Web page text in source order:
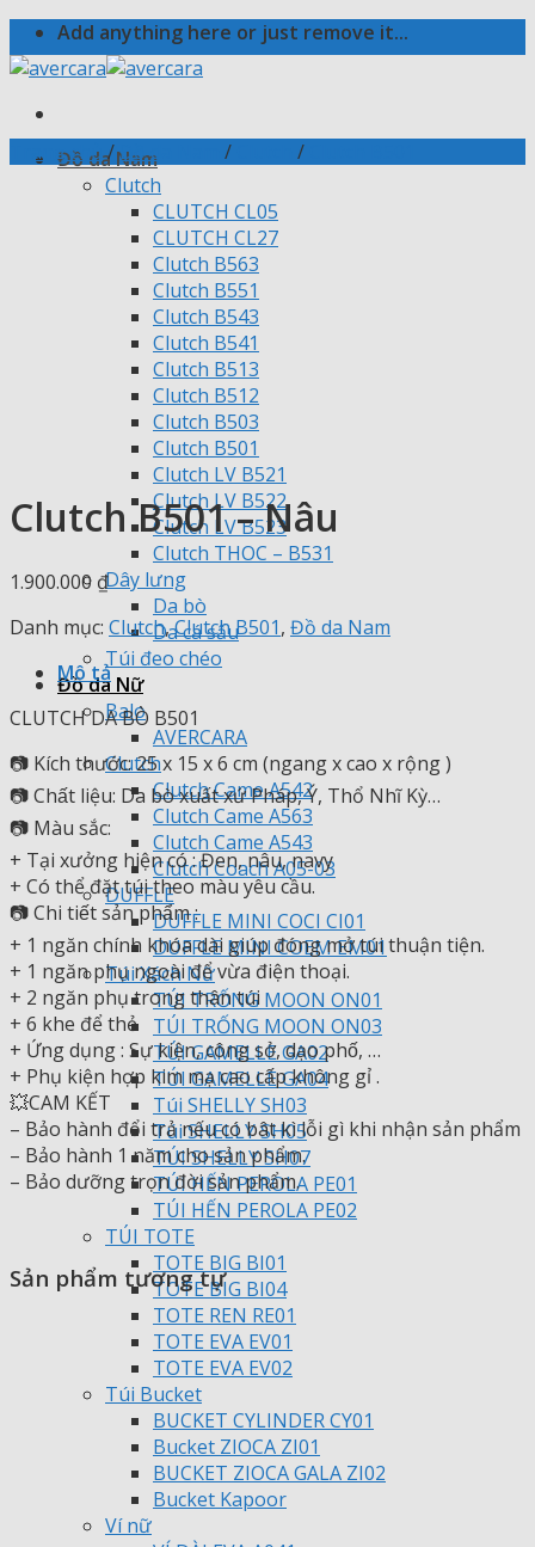
Skip
to
content
Add anything here or just remove it...
Đồ da Nam
Clutch
CLUTCH CL05
CLUTCH CL27
Clutch B563
Clutch B551
Clutch B543
Clutch B541
Clutch B513
Clutch B512
Clutch B503
Clutch B501
Clutch LV B521
Clutch LV B522
Clutch LV B523
Clutch THOC – B531
Dây lưng
Da bò
Da cá sấu
Túi đeo chéo
Đồ da Nữ
Balo
AVERCARA
Clutch
Clutch Came A542
Clutch Came A563
Clutch Came A543
Clutch Coach A05-03
DUFFLE
DUFFLE MINI COCI CI01
DUFFLE MINI COEM EM01
Túi Xách Nữ
TÚI TRỐNG MOON ON01
TÚI TRỐNG MOON ON03
TÚI GAMELLE GA02
TÚI GAMELLE GA04
Túi SHELLY SH03
Túi SHELLY SH05
TÚI SHELLY SH07
TÚI HẾN PEROLA PE01
TÚI HẾN PEROLA PE02
TÚI TOTE
TOTE BIG BI01
TOTE BIG BI04
TOTE REN RE01
TOTE EVA EV01
TOTE EVA EV02
Túi Bucket
BUCKET CYLINDER CY01
Bucket ZIOCA ZI01
BUCKET ZIOCA GALA ZI02
Bucket Kapoor
Ví nữ
Trang chủ /Đồ da Nam / /
Clutch B501 – Nâu
1.900.000 ₫
Danh mục: Clutch,Clutch B501, Đồ da Nam
Mô tả
CLUTCH DA BÒ B501
📷 Kích thước: 25 x 15 x 6 cm (ngang x cao x rộng )
📷 Chất liệu: Da bò xuất xứ Pháp, Ý, Thổ Nhĩ Kỳ…
📷 Màu sắc:
+ Tại xưởng hiện có : Đen, nâu, navy
+ Có thể đặt túi theo màu yêu cầu.
📷 Chi tiết sản phẩm :
+ 1 ngăn chính khóa dài giúp đóng mở túi thuận tiện.
+ 1 ngăn phụ ngoài để vừa điện thoại.
+ 2 ngăn phụ trong thân túi
+ 6 khe để thẻ
+ Ứng dụng : Sự kiện, công sở, dạo phố, …
+ Phụ kiện hợp kim mạ cao cấp không gỉ .
💥CAM KẾT
– Bảo hành đổi trả nếu có bât kì lỗi gì khi nhận sản phẩm
– Bảo hành 1 năm cho sản phẩm.
– Bảo dưỡng trọn đời sản phẩm.
Sản phẩm tương tự